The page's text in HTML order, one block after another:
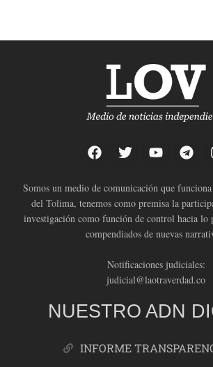
Somos un medio de comunicación que
del Tolima, tenemos como premisa la
investigación como función de control hacia lo
compendiados de nuevas
Notificaciones judiciales:
judicial@laotraverdad.co
NUESTRO ADN
INFORME